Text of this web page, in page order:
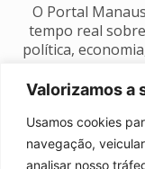
Valorizamos a
Usamos cookies
navegação,
analisar nosso
O Portal
tempo real
política,